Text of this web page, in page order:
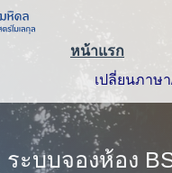
หน้าแรก
เปลี่ยนภาษ
ระบบจองห้อง